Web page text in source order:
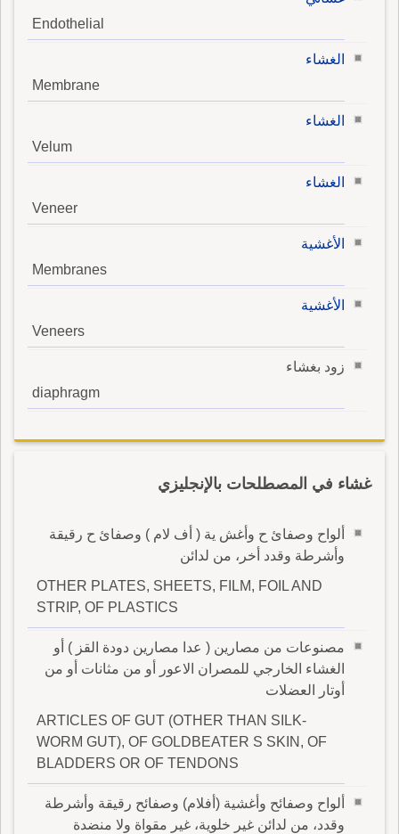
Endothelial
الغشاء
Membrane
الغشاء
Velum
الغشاء
Veneer
الأغشية
Membranes
الأغشية
Veneers
زود بغشاء
diaphragm
غشاء في المصطلحات بالإنجليزي
ألواح وصفائ ح وأغش ية ( أف لام ) وصفائ ح رقيقة
وأشرطة وقدد أخر، من لدائن
OTHER PLATES, SHEETS, FILM, FOIL AND
STRIP, OF PLASTICS
مصنوعات من مصارين ( عدا مصارين دودة القز ) أو
الغشاء الخارجي للمصران الاعور أو من مثانات أو من
أوتار العضلات
ARTICLES OF GUT (OTHER THAN SILK-
WORM GUT), OF GOLDBEATER S SKIN, OF
BLADDERS OR OF TENDONS
ألواح وصفائح وأغشية (أفلام) وصفائح رقيقة وأشرطة
وقدد، من لدائن غير خلوية، غير مقواة ولا منضدة